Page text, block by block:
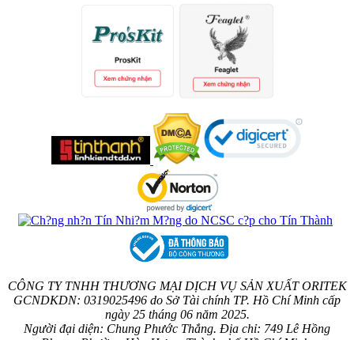
CÔNG TY TNHH THƯƠNG MẠI DỊCH VỤ SẢN XUẤT ORITEK
GCNDKDN: 0319025496 do Sở Tài chính TP. Hồ Chí Minh cấp
ngày 25 tháng 06 năm 2025.
Người đại diện: Chung Phước Thắng. Địa chỉ: 749 Lê Hồng